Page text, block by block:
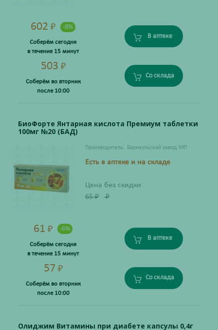
602 ₽ -8%
Соберём сегодня
в течение 15 минут
В аптеке
503 ₽
Соберём во вторник
после 10:00
Со склада
БиоФорте Янтарная кислота Премиум таблетки
100мг №20 (БАД)
Производитель: Барнаульский завод МП
Есть в аптеке и на складе
Цена без скидки
65₽ ₽
61 ₽ -6%
Соберём сегодня
в течение 15 минут
В аптеке
57 ₽
Соберём во вторник
после 10:00
Со склада
Олиджим Витамины при диабете капсулы 0,4г